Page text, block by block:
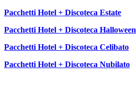
Pacchetti Hotel + Discoteca Estate
Pacchetti Hotel + Discoteca Halloween
Pacchetti Hotel + Discoteca Celibato
Pacchetti Hotel + Discoteca Nubilato